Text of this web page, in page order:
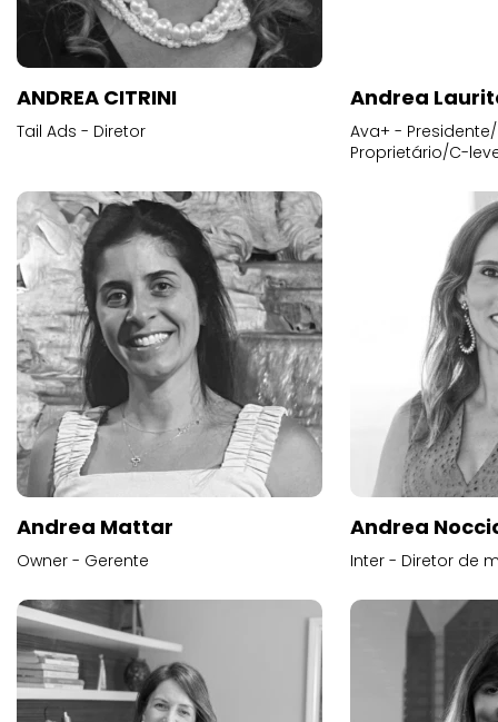
ANDREA CITRINI
Tail Ads - Diretor
Andrea
Ava+ -
Proprietário/C-
Andrea Mattar
Owner - Gerente
Andrea
Inter - Diretor de